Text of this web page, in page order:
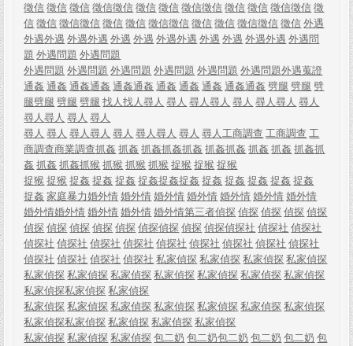
徵信 徵信 徵信 徵信徵信 徵信 徵信 徵信徵信 徵信 徵信 徵信徵信 徵
信 徵信 徵信徵信 徵信 徵信 徵信徵信 徵信 徵信 徵信徵信 徵信 外遇
外遇外遇 外遇外遇 外遇 外遇 外遇外遇 外遇 外遇 外遇外遇 外遇問
題 外遇問題 外遇問題
外遇問題 外遇問題 外遇問題 外遇問題 外遇問題 外遇問題外遇蒐證
通姦 通姦 通姦通姦 通姦通姦 通姦 通姦 通姦 通姦通姦 劈腿 劈腿 劈
腿劈腿 劈腿 劈腿 找人找人尋人 尋人 尋人尋人 尋人 尋人尋人 尋人
尋人尋人 尋人 尋人
尋人 尋人 尋人尋人 尋人 尋人尋人 尋人 尋人 工商調查 工商調查 工
商調查商業調查抓姦 抓姦 抓姦抓姦抓姦 抓姦抓姦 抓姦 抓姦 抓姦抓
姦 抓姦 抓姦抓猴 抓猴 抓猴 抓猴 捉猴 捉猴 捉猴
捉猴 捉猴 捉姦 捉姦 捉姦 捉姦捉姦捉姦 捉姦 捉姦 捉姦 捉姦 捉姦
捉姦 家庭暴力婚外情 婚外情 婚外情 婚外情 婚外情 婚外情 婚外情
婚外情婚外情 婚外情 婚外情 婚外情第三者偵探 偵探 偵探 偵探 偵探
偵探 偵探 偵探 偵探 偵探 偵探偵探 偵探 偵探偵探社 偵探社 偵探社
偵探社 偵探社 偵探社 偵探社 偵探社 偵探社 偵探社 偵探社 偵探社
偵探社 偵探社 偵探社 偵探社 私家偵探 私家偵探 私家偵探 私家偵探
私家偵探 私家偵探 私家偵探 私家偵探 私家偵探 私家偵探 私家偵探
私家偵探私家偵探 私家偵探
私家偵探 私家偵探 私家偵探 私家偵探 私家偵探 私家偵探 私家偵探
私家偵探私家偵探 私家偵探 私家偵探 私家偵探
私家偵探 私家偵探 私家偵探 包二奶 包二奶包二奶 包二奶 包二奶 包